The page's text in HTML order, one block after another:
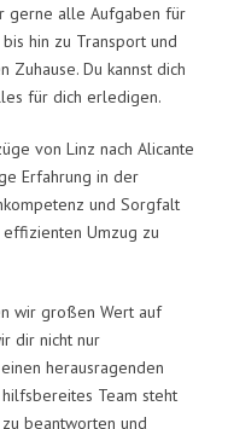
gerne alle Aufgaben für
hin zu Transport und
Du kannst dich
für dich erledigen.
von Linz nach Alicante
Erfahrung in der
und Sorgfalt
Umzug zu
wir großen Wert auf
dir nicht nur
herausragenden
Team steht
beantworten und